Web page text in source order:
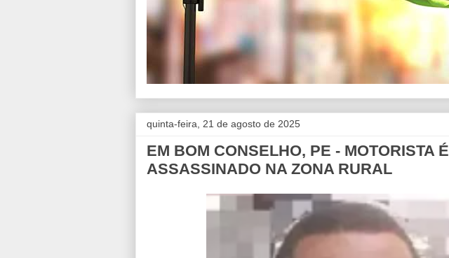
quinta-feira, 21 de agosto de 2025
EM BOM CONSELHO, PE - MOTORISTA É
ASSASSINADO NA ZONA RURAL